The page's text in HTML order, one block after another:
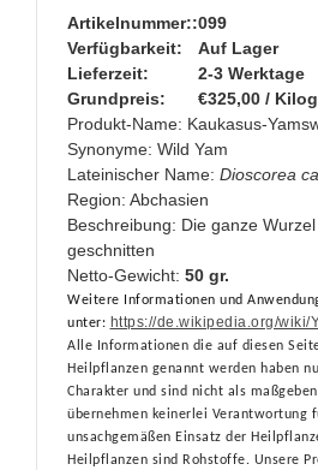
Artikelnummer::099
Verfügbarkeit:
Auf Lager
Lieferzeit:
2-3 Werktage
Grundpreis:
€325,00 /
Produkt-Name: Kaukasus-
Synonyme: Wild Yam
Lateinischer Name: Dioscorea
Region: Abchasien
Beschreibung: Die ganze
geschnitten
Netto-Gewicht: 50 gr.
Weitere Informationen und
unter: https://de.wikipedia.org/wiki/
Alle Informationen die auf diesen
Heilpflanzen genannt werden haben
Charakter und sind nicht als
übernehmen keinerlei Verantwortung
unsachgemäßen Einsatz der
Heilpflanzen sind Rohstoffe. Unsere